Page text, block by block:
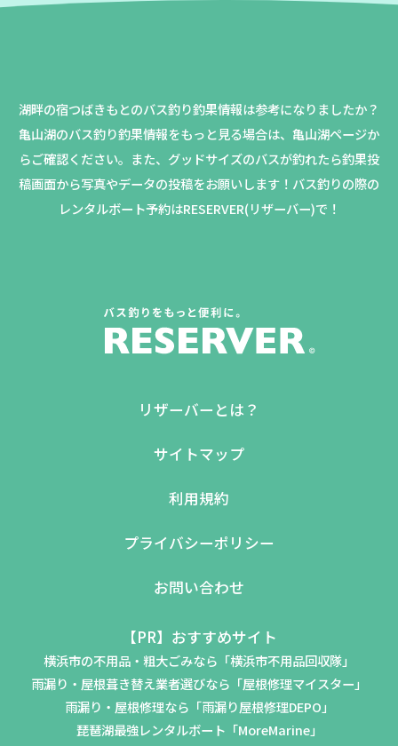
湖畔の宿つばきもとのバス釣り釣果情報は参考になりましたか？
亀山湖のバス釣り釣果情報をもっと見る場合は、亀山湖ページか
らご確認ください。 また、グッドサイズのバスが釣れたら釣果投
稿画面から写真やデータの投稿をお願いします！バス釣りの際の
レンタルボート予約はRESERVER(リザーバー)で！
リザーバーとは？
サイトマップ
利用規約
プライバシーポリシー
お問い合わせ
【PR】おすすめサイト
横浜市の不用品・粗大ごみなら「横浜市不用品回収隊」
雨漏り・屋根葺き替え業者選びなら「屋根修理マイスター」
雨漏り・屋根修理なら「雨漏り屋根修理DEPO」
琵琶湖最強レンタルボート「MoreMarine」